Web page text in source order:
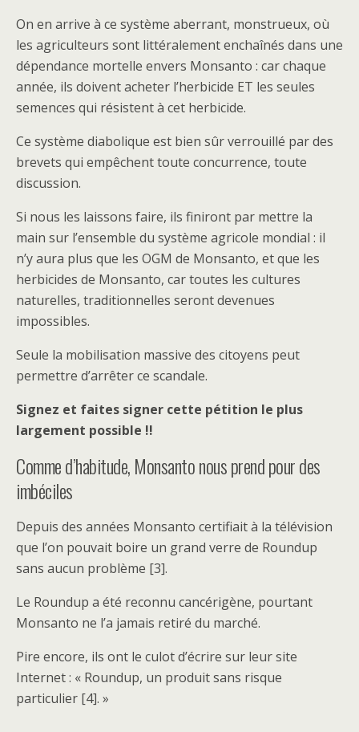
On en arrive à ce système aberrant, monstrueux, où
les agriculteurs sont littéralement enchaînés dans une
dépendance mortelle envers Monsanto : car chaque
année, ils doivent acheter l’herbicide ET les seules
semences qui résistent à cet herbicide.
Ce système diabolique est bien sûr verrouillé par des
brevets qui empêchent toute concurrence, toute
discussion.
Si nous les laissons faire, ils finiront par mettre la
main sur l’ensemble du système agricole mondial : il
n’y aura plus que les OGM de Monsanto, et que les
herbicides de Monsanto, car toutes les cultures
naturelles, traditionnelles seront devenues
impossibles.
Seule la mobilisation massive des citoyens peut
permettre d’arrêter ce scandale.
Signez et faites signer cette pétition le plus
largement possible !!
Comme d’habitude, Monsanto nous prend pour des
imbéciles
Depuis des années Monsanto certifiait à la télévision
que l’on pouvait boire un grand verre de Roundup
sans aucun problème [3].
Le Roundup a été reconnu cancérigène, pourtant
Monsanto ne l’a jamais retiré du marché.
Pire encore, ils ont le culot d’écrire sur leur site
Internet : « Roundup, un produit sans risque
particulier [4]. »